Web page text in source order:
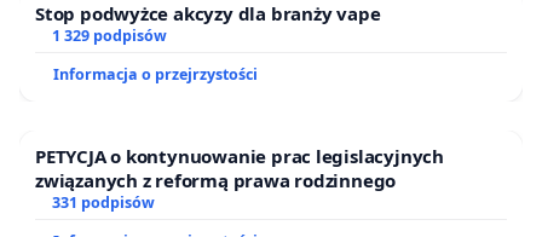
Stop podwyżce akcyzy dla branży vape
1 329 podpisów
Informacja o przejrzystości
PETYCJA o kontynuowanie prac legislacyjnych
związanych z reformą prawa rodzinnego
331 podpisów